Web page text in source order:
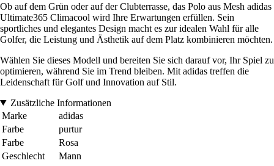
Ob auf dem Grün oder auf der Clubterrasse, das Polo aus Mesh adidas
Ultimate365 Climacool wird Ihre Erwartungen erfüllen. Sein
sportliches und elegantes Design macht es zur idealen Wahl für alle
Golfer, die Leistung und Ästhetik auf dem Platz kombinieren möchten.
Wählen Sie dieses Modell und bereiten Sie sich darauf vor, Ihr Spiel zu
optimieren, während Sie im Trend bleiben. Mit adidas treffen die
Leidenschaft für Golf und Innovation auf Stil.
Zusätzliche Informationen
Marke
adidas
Farbe
purtur
Farbe
Rosa
Geschlecht
Mann